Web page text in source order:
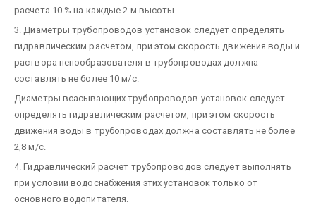
расчета 10 % на каждые 2 м высоты.
3. Диаметры трубопроводов установок следует определять
гидравлическим расчетом, при этом скорость движения воды и
раствора пенообразователя в трубопроводах должна
составлять не более 10 м/с.
Диаметры всасывающих трубопроводов установок следует
определять гидравлическим расчетом, при этом скорость
движения воды в трубопроводах должна составлять не более
2,8 м/с.
4. Гидравлический расчет трубопроводов следует выполнять
при условии водоснабжения этих установок только от
основного водопитателя.